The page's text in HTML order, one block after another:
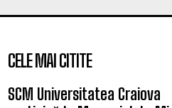
CELE MAI CITITE
SCM Universitatea Craiova